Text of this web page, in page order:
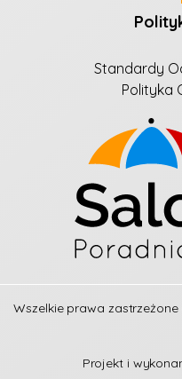
Standardy
Polityka
Wszelkie prawa zastrzeżone
Projekt i